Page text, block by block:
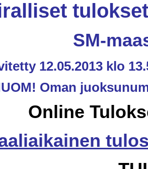
SM-
12.05.2013 klo
Oman
Online